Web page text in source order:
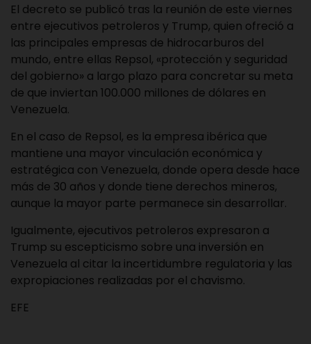
El decreto se publicó tras la reunión de este viernes
entre ejecutivos petroleros y Trump, quien ofreció a
las principales empresas de hidrocarburos del
mundo, entre ellas Repsol, «protección y seguridad
del gobierno» a largo plazo para concretar su meta
de que inviertan 100.000 millones de dólares en
Venezuela.
En el caso de Repsol, es la empresa ibérica que
mantiene una mayor vinculación económica y
estratégica con Venezuela, donde opera desde hace
más de 30 años y donde tiene derechos mineros,
aunque la mayor parte permanece sin desarrollar.
Igualmente, ejecutivos petroleros expresaron a
Trump su escepticismo sobre una inversión en
Venezuela al citar la incertidumbre regulatoria y las
expropiaciones realizadas por el chavismo.
EFE